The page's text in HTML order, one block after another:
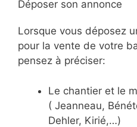
Déposer son annonce
Lorsque vous déposez
pour la vente de votre
pensez à préciser:
Le chantier et le
( Jeanneau,
Dehler, Kirié,…)